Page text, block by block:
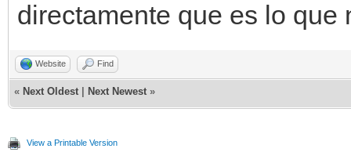
directamente que es lo que
Website Find
« Next Oldest Next Newest »
View a Printable Version